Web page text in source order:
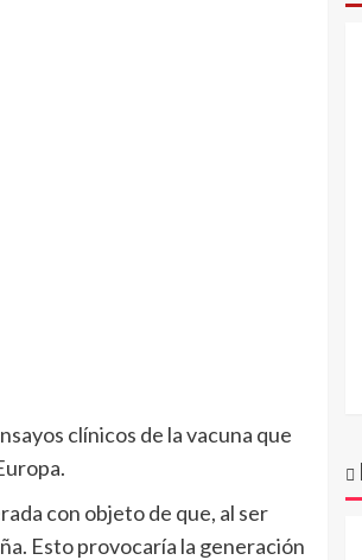
clínicos de la vacuna que
con objeto de que, al ser
Esto provocaría la generación